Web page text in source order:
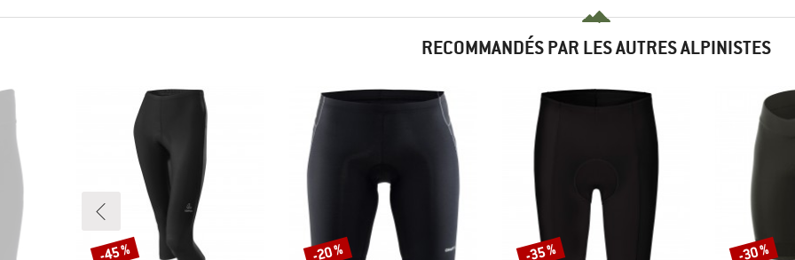
RECOMMANDÉS PAR LES AUTRES ALPINISTES
Remise
-45 % Remise
-20 % Remise
-35 % Remise
-30 %